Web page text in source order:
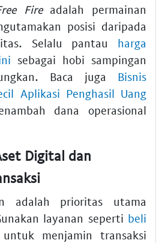
Fireadalah permainan
posisi daripada
Selalu pantau harga
sebagai hobi sampingan
Baca juga Bisnis
Aplikasi Penghasil Uang
dana operasional
Digital dan
adalah prioritas utama
layanan seperti beli
untuk menjamin transaksi